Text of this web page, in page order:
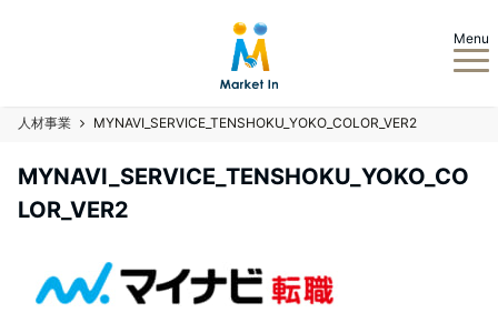
Menu
人材事業 MYNAVI_SERVICE_TENSHOKU_YOKO_COLOR_VER2
MYNAVI_SERVICE_TENSHOKU_YOKO_CO
LOR_VER2